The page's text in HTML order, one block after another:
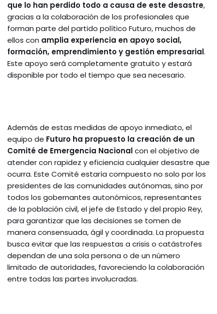
que lo han perdido todo a causa de este desastre,
gracias a la colaboración de los profesionales que
forman parte del partido político Futuro, muchos de
ellos con amplia experiencia en apoyo social,
formación, emprendimiento y gestión empresarial.
Este apoyo será completamente gratuito y estará
disponible por todo el tiempo que sea necesario.
Además de estas medidas de apoyo inmediato, el
equipo de Futuro ha propuesto la creación de un
Comité de Emergencia Nacionalcon el objetivo de
atender con rapidez y eficiencia cualquier desastre que
ocurra. Este Comité estaría compuesto no solo por los
presidentes de las comunidades autónomas, sino por
todos los gobernantes autonómicos, representantes
de la población civil, el jefe de Estado y del propio Rey,
para garantizar que las decisiones se tomen de
manera consensuada, ágil y coordinada. La propuesta
busca evitar que las respuestas a crisis o catástrofes
dependan de una sola persona o de un número
limitado de autoridades, favoreciendo la colaboración
entre todas las partes involucradas.